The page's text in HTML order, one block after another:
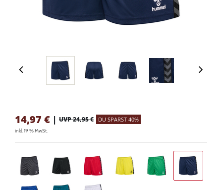
14,97 € | UVP 24,95 € DU SPARST 40%
inkl. 19 % MwSt.